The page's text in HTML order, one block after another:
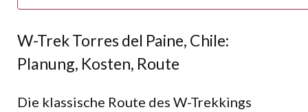
W-Trek Torres del Paine, Chile:
Planung, Kosten, Route
Die klassische Route des W-Trekkings